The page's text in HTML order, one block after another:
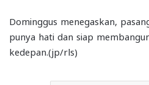
Dominggus menegaskan,
punya hati dan siap
kedepan.(jp/rls)